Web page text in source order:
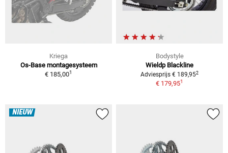
Kriega
Os-Base montagesysteem
€ 185,001
Bodystyle
Wieldp Blackline
Adviesprijs € 189,952
€ 179,951
NIEUW